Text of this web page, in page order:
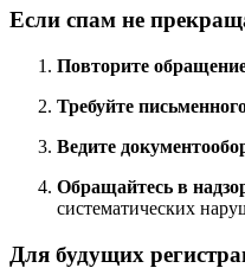
Если спам не
Повторите
Требуйте
Ведите
Обращайтесь в
систематических
Для будущих